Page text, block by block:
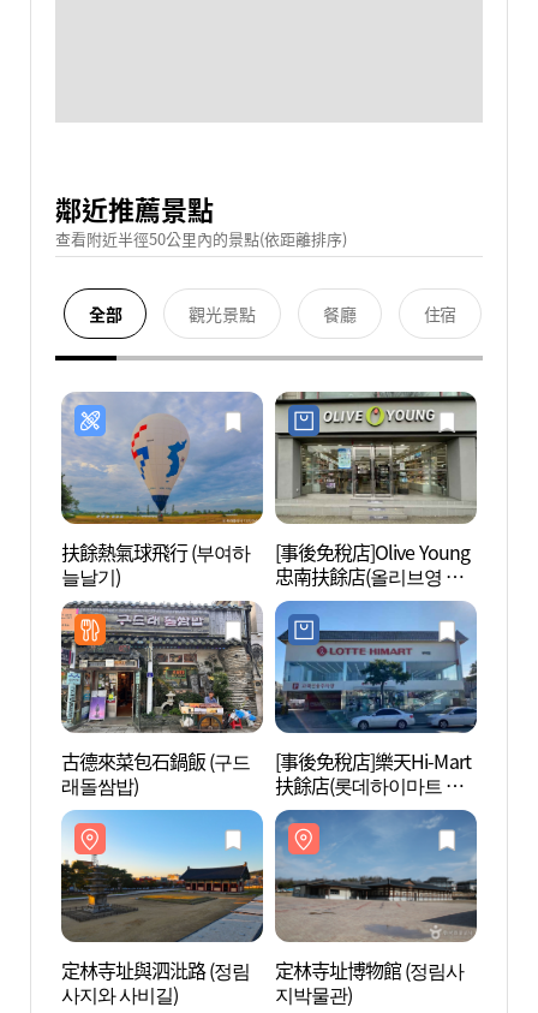
鄰近推薦景點
查看附近半徑50公里內的景點(依距離排序)
全部 觀光景點 餐廳 住宿
扶餘熱氣球飛行 (부여하
늘날기)
[事後免稅店]Olive Young
忠南扶餘店(올리브영 충
남부여점)
古德來菜包石鍋飯 (구드
래돌쌈밥)
[事後免稅店]樂天Hi-Mart
扶餘店(롯데하이마트 부
여점)
定林寺址與泗沘路 (정림
사지와 사비길)
定林寺址博物館 (정림사
지박물관)